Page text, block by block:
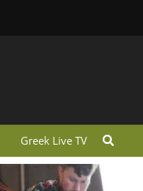
Greek Live TV